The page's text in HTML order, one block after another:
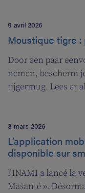
9 avril 2026
Moustique tigre
Door een paar
nemen, bescherm
tijgermug. Lees er
3 mars 2026
L’application
disponible sur
l’INAMI a lancé la
Masanté ». Désormais, vos données de santé sont